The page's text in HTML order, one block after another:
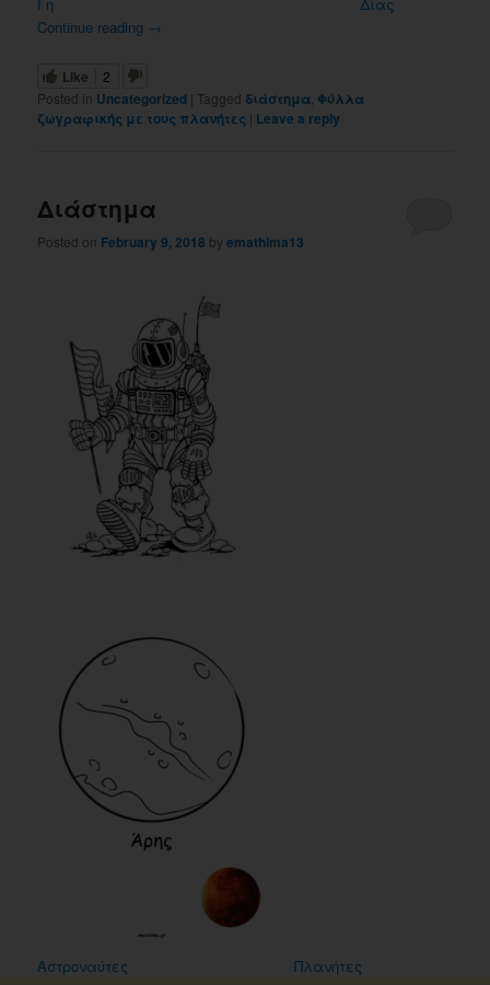
Γη
Δίας
Continue reading →
Like
2
Posted in Uncategorized | Tagged διάστημα Φύλλα
ζωγραφικής με τους πλανήτες | Leave a reply
Διάστημα
Posted on February 9, 2018 byemathima13
Αστροναύτες Πλανήτες